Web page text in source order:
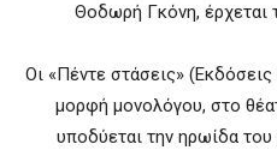
Θοδωρή Γκόνη, έρχεται
Οι «Πέντε στάσεις»
μορφή μονολόγου, στο
υποδύεται την ηρωίδα του